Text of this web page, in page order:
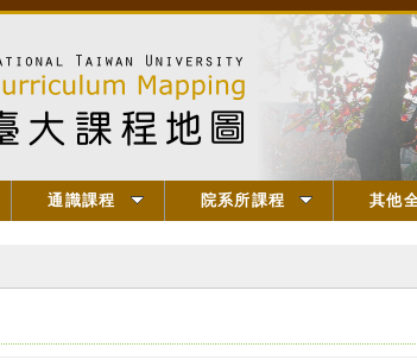
通識課程 院系所課程 其他